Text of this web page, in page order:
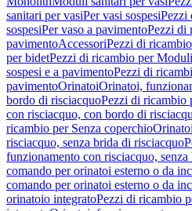
sanitari per vasiPer vasi sospesiPezzi
sospesiPer vaso a pavimentoPezzi di
pavimentoAccessoriPezzi di
per bidetPezzi di ricambio per
sospesi e a pavimentoPezzi di
pavimentoOrinatoiOrinatoi,
bordo di risciacquoPezzi di ricambio
con risciacquo, con bordo di
ricambio per Senza coperchio
risciacquo, senza brida di risciacquo
funzionamento con risciacquo,
comando per orinatoi esterno o da
comando per orinatoi esterno o da
orinatoio integratoPezzi di ricambio